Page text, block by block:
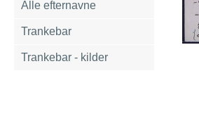
Alle efternavne
Trankebar
Trankebar - kilder